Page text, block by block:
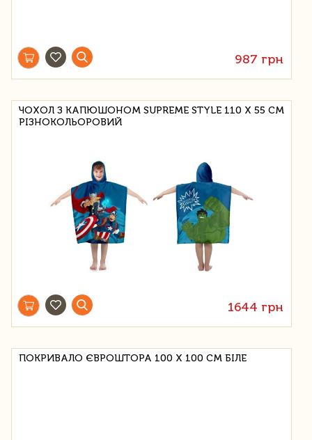
987 грн
ЧОХОЛ З КАПЮШОНОМ SUPREME STYLE 110 Х 55 СМ
РІЗНОКОЛЬОРОВИЙ
1644 грн
ПОКРИВАЛО ЄВРОШТОРА 100 Х 100 СМ БІЛЕ